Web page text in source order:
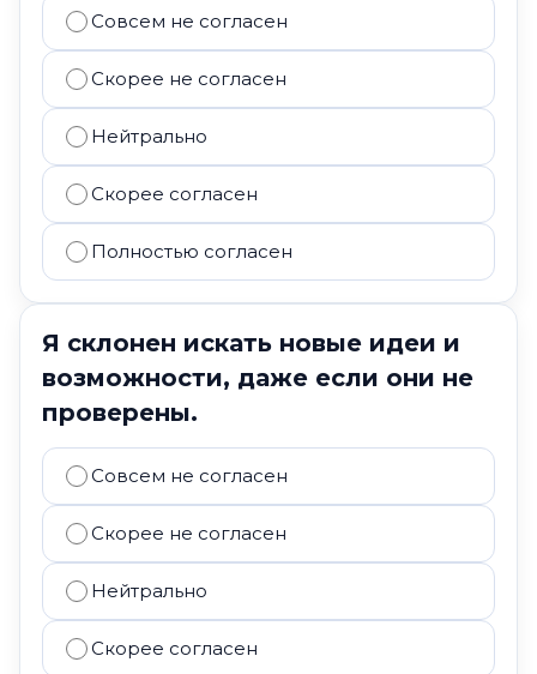
Совсем не согласен
Скорее не согласен
Нейтрально
Скорее согласен
Полностью согласен
Я склонен искать новые идеи и
возможности, даже если они не
проверены.
Совсем не согласен
Скорее не согласен
Нейтрально
Скорее согласен